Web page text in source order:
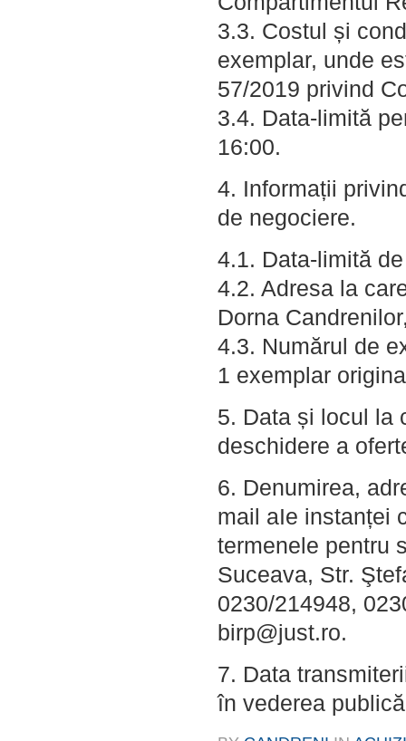
3.3. Costul și
exemplar, unde
57/2019 privind
3.4. Data-limită
16:00.
4. Informații
de negociere.
4.1. Data-limită
4.2. Adresa la
Dorna
4.3. Numărul de
1 exemplar
5. Data și locul la
deschidere a
6. Denumirea,
mail aIe instanței
termenele pentru
Suceava, Str.
0230/214948,
birp@just.ro.
7. Data
în vederea